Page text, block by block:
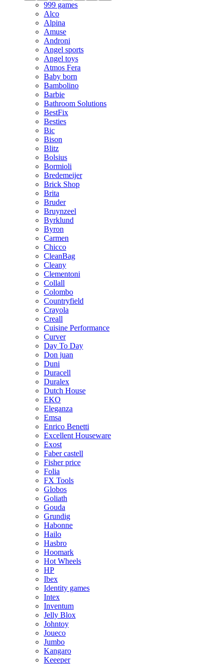
999 games
Alco
Alpina
Amuse
Androni
Angel sports
Angel toys
Atmos Fera
Baby born
Bambolino
Barbie
Bathroom Solutions
BestFix
Besties
Bic
Bison
Blitz
Bolsius
Bormioli
Bredemeijer
Brick Shop
Brita
Bruder
Bruynzeel
Byrklund
Byron
Carmen
Chicco
CleanBag
Cleany
Clementoni
Collall
Colombo
Countryfield
Crayola
Creall
Cuisine Performance
Curver
Day To Day
Don juan
Duni
Duracell
Duralex
Dutch House
EKO
Eleganza
Emsa
Enrico Benetti
Excellent Houseware
Exost
Faber castell
Fisher price
Folia
FX Tools
Globos
Goliath
Gouda
Grundig
Habonne
Hailo
Hasbro
Hoomark
Hot Wheels
HP
Ibex
Identity games
Intex
Inventum
Jelly Blox
Johntoy
Joueco
Jumbo
Kangaro
Keeeper